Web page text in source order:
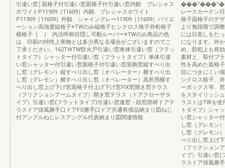
引違い窓│面格子付引違い窓面格子付引違い窓内観 プレシャス
ホワイトP11909［11609］内観 プレシャスホワイト
P11909［11609］外観 シャイングレー11909［11609］バリエ
ーション高強度縦格子※TWのみ縦格子ヒシクロス格子井桁格子
横格子［ ］ 内法呼称目隠し可動ルーバー※TWのみ商品の色
は、印刷の特性上実物とは多少異なる場合がございますのでご
了承ください。162TWTW防火戸引違い窓単体引違い窓（フラッ
トタイプ）シャッター付引違い窓（フラットタイプ）単体引違
い窓シャッター付引違い窓面格子付引違い窓装飾窓縦すべり出
し窓（グレモン）縦すべり出し窓（オペレーター）横すべり出
し窓（グレモン）横すべり出し窓（オペレーター）高所用横す
べり出し窓上げ下げ窓面格子付上げ下げ窓FIX窓開き窓テラス
（フリクションアームタイプ）開き窓テラス（ドアクローザタ
イプ）引違い窓(フラットタイプ)引違い窓連窓・段窓部材ドアテ
ラスドア採風勝手口ドアFS勝手口ドア共通有償品納まり図ねじ
付アングルねじレスアングル代表納まり図関連情報
レースカーテン
格子面格子のデ
より無段階で調
には日差しをた
になります。外
め、防犯上も有
素材と、取付ブ
性を高めた面格
目につきにくい
シクロス格子、
ーボックス等、
をスタイリッシ
ラストはTWを使
トタイプ）シャ
い窓シャッター
し窓（グレモン
し窓（グレモン
べり出し窓上げ
（フリクション
イプ）引違い窓(
ラスドア採風勝